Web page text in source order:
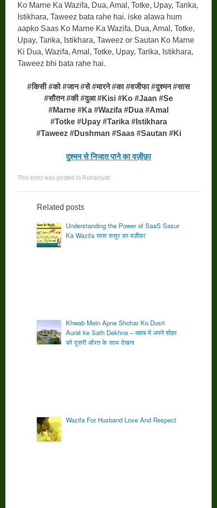
Ko Marne Ka Wazifa, Dua, Amal, Totke, Upay, Tarika,
Istikhara, Taweez bata rahe hai. iske alawa hum
aapko Saas Ko Marne Ka Wazifa, Dua, Amal, Totke,
Upay, Tarika, Istikhara, Taweez or Sautan Ko Marne
Ki Dua, Wazifa, Amal, Totke, Upay, Tarika, Istikhara,
Taweez bhi bata rahe hai.
#किसी #को #जान #से #मारने #का #वजीफा #दुश्मन #सास
#सौतन #की #दुआ #Kisi #Ko #Jaan #Se
#Marne #Ka #Wazifa #Dua #Amal
#Totke #Upay #Tarika #Istikhara
#Taweez #Dushman #Saas #Sautan #Ki
दुश्मन से निजात पाने का वज़ीफ़ा
This entry was posted in Rohaniyat
Related posts
Understanding the Power of SaaS Sasur
Ka Wazifa सास ससुर का वज़ीफ़ा
Khwab Mein Apne Shohar Ko Dusri
Aurat ke Sath Dekhna – ख्वाब में अपने शोहर
को दूसरी औरत के साथ देखना
Wazifa For Husband Love And Respect